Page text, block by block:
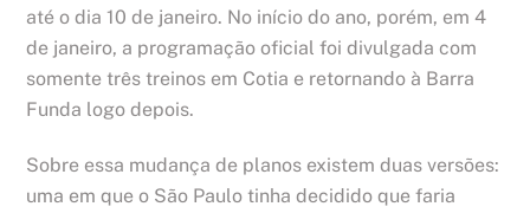
até o dia 10 de janeiro. No início do ano, porém, em 4
de janeiro, a programação oficial foi divulgada com
somente três treinos em Cotia e retornando à Barra
Funda logo depois.
Sobre essa mudança de planos existem duas versões:
uma em que o São Paulo tinha decidido que faria